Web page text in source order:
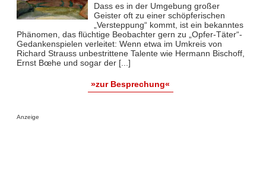
Dass es in der Umgebung großer
Geister oft zu einer schöpferischen
„Versteppung“ kommt, ist ein bekanntes
Phänomen, das flüchtige Beobachter gern zu „Opfer-Täter“-
Gedankenspielen verleitet: Wenn etwa im Umkreis von
Richard Strauss unbestrittene Talente wie Hermann Bischoff,
Ernst Bœhe und sogar der [...]
»zur Besprechung«
Anzeige